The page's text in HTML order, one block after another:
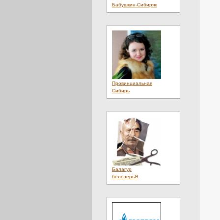
Интерьер(1)
История(4)
Камень(1)
Карта(1)
Карты(1)
Каталог(5889)
Каталоги(5)
Квартиры(2)
Климат(4)
Клиники(2)
Клубы
Компьютеры(3)
Кондиционеры
Консалтинг(1)
Косметика (3)
Красота(5)
Культура(3)
Кухни(1)
Лазер(1)
Лестницы
Литература
Логистика(1)
Лоджии(1)
Лотереи
Бабушкин-Сибиряк
Провинциальная
Сибирь
Балагур
белозерьЯ